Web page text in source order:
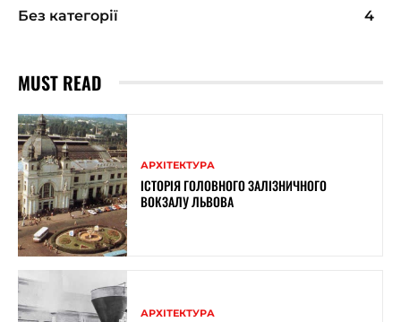
Без категорії
4
MUST READ
АРХІТЕКТУРА
ІСТОРІЯ ГОЛОВНОГО ЗАЛІЗНИЧНОГО
ВОКЗАЛУ ЛЬВОВА
АРХІТЕКТУРА